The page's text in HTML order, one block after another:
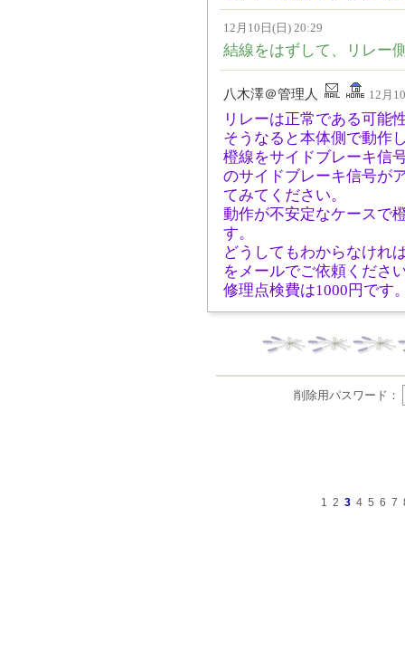
12月10日(日) 20:29
結線をはずして、リレー
八木澤＠管理人 12月
リレーは正常である可能
そうなると本体側で動作
橙線をサイドブレーキ信
のサイドブレーキ信号が
てみてください。
動作が不安定なケースで
す。
どうしてもわからなけれ
をメールでご依頼くださ
修理点検費は1000円です
削除用パスワード：
1 2 3 4 5 6 7